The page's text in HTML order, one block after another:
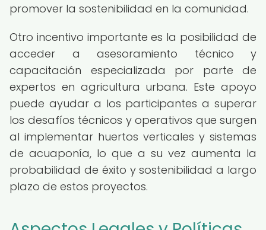
promover la sostenibilidad en la comunidad.
Otro incentivo importante es la posibilidad de
acceder a asesoramiento técnico y
capacitación especializada por parte de
expertos en agricultura urbana. Este apoyo
puede ayudar a los participantes a superar
los desafíos técnicos y operativos que surgen
al implementar huertos verticales y sistemas
de acuaponía, lo que a su vez aumenta la
probabilidad de éxito y sostenibilidad a largo
plazo de estos proyectos.